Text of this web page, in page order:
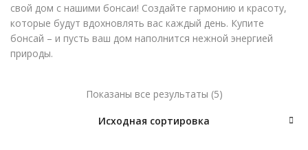
свой дом с нашими бонсаи! Создайте гармонию и красоту,
которые будут вдохновлять вас каждый день. Купите
бонсай – и пусть ваш дом наполнится нежной энергией
природы.
Показаны все результаты (5)